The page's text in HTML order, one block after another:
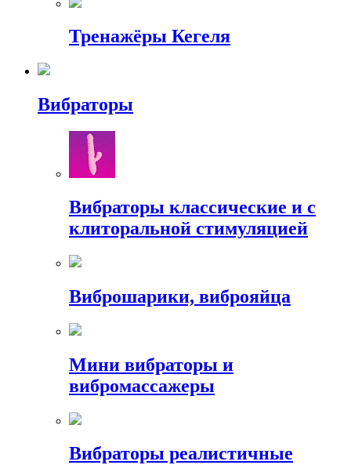
Тренажёры Кегеля
Вибраторы
Вибраторы классические и с
клиторальной стимуляцией
Виброшарики, виброяйца
Мини вибраторы и
вибромассажеры
Вибраторы реалистичные